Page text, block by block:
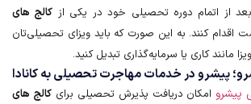
از اتمام دوره تحصیلی خود در یکی از کالج های
اقدام کنند. به این صورت که باید ویزای تحصیلی‌تان
مانند کاری یا سرمایه‌گذاری تبدیل کنید.
پیشرو در خدمات مهاجرت تحصیلی به کانادا
پیشرو امکان دریافت پذیرش تحصیلی برایکالج های